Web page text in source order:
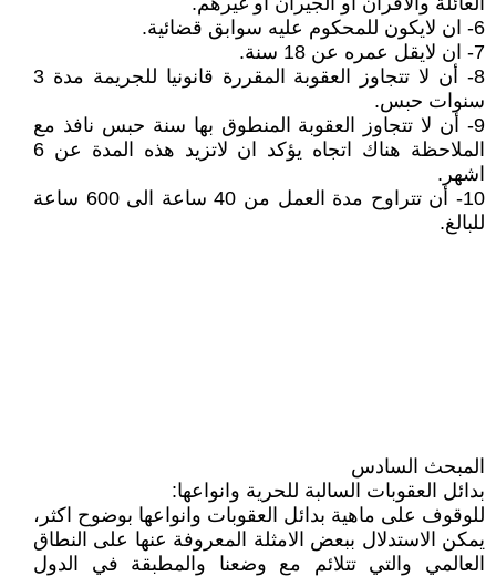
6- ان لايكون للمحكوم عليه سوابق قضائية.
7- ان لايقل عمره عن 18 سنة.
8- أن لا تتجاوز العقوبة المقررة قانونيا للجريمة مدة 3
سنوات حبس.
9- أن لا تتجاوز العقوبة المنطوق بها سنة حبس نافذ مع
الملاحظة هناك اتجاه يؤكد ان لاتزيد هذه المدة عن 6
اشهر.
10- أن تتراوح مدة العمل من 40 ساعة الى 600 ساعة
للبالغ.
المبحث السادس
بدائل العقوبات السالبة للحرية وانواعها:
للوقوف على ماهية بدائل العقوبات وانواعها بوضوح اكثر،
يمكن الاستدلال ببعض الامثلة المعروفة عنها على النطاق
العالمي والتي تتلائم مع وضعنا والمطبقة في الدول